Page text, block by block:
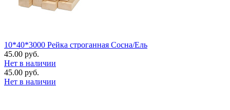
10*40*3000 Рейка строганная Сосна/Ель
45.00 руб.
Нет в наличии
45.00 руб.
Нет в наличии